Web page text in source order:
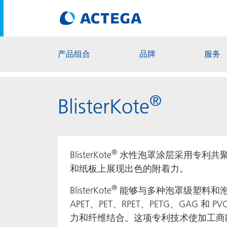
产品组合 品牌 服务
BlisterKote®
BlisterKote® 水性泡罩涂层采用专利共
和纸板上展现出色的附着力。
BlisterKote® 能够与多种泡罩级塑料和
APET、PET、RPET、PETG、GAG 和
力和纤维结合。这项专利技术使加工